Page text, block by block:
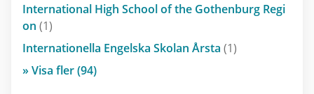
International High School of the Gothenburg Regi
on (1)
Internationella Engelska Skolan Årsta (1)
» Visa fler (94)